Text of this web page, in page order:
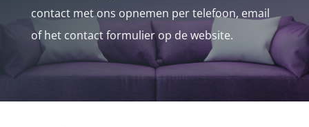
contact met ons opnemen per telefoon, email
of het contact formulier op de website.